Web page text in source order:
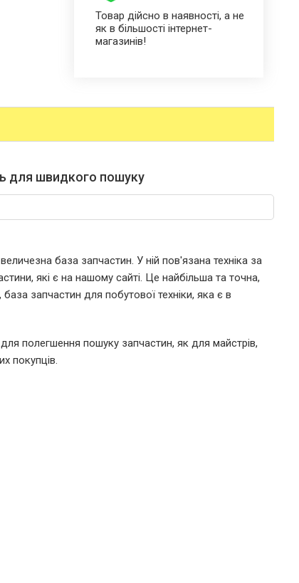
Товар дійсно в наявності, а не
як в більшості інтернет-
магазинів!
для швидкого пошуку
база запчастин. У ній пов'язана техніка за
які є на нашому сайті. Це найбільша та точна,
запчастин для побутової техніки, яка є в
полегшення пошуку запчастин, як для майстрів,
покупців.